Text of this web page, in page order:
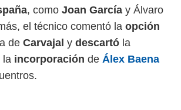
, como Joan García y Álvaro
el técnico comentó la opción
de Carvajal y descartó la
la incorporación de Álex Baena